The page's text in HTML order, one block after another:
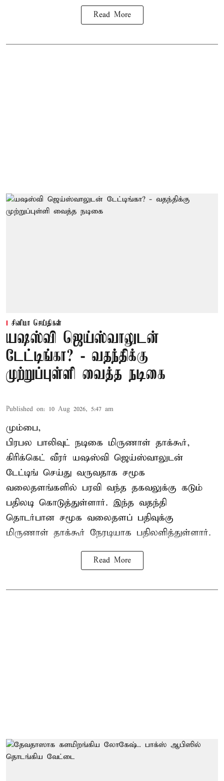
Read More
சினிமா செய்திகள்
யஷஸ்வி ஜெய்ஸ்வாலுடன்
டேட்டிங்கா? - வதந்திக்கு
முற்றுப்புள்ளி வைத்த நடிகை
Published on: 10 Aug 2026, 5:47 am
மும்பை,
பிரபல பாலிவுட் நடிகை மிருணாள் தாக்கூர்,
கிரிக்கெட் வீரர் யஷஸ்வி ஜெய்ஸ்வாலுடன்
டேட்டிங் செய்து வருவதாக சமூக
வலைதளங்களில் பரவி வந்த தகவலுக்கு கடும்
பதிலடி கொடுத்துள்ளார். இந்த வதந்தி
தொடர்பான சமூக வலைதளப் பதிவுக்கு
மிருணாள் தாக்கூர் நேரடியாக பதிலளித்துள்ளார்.
Read More